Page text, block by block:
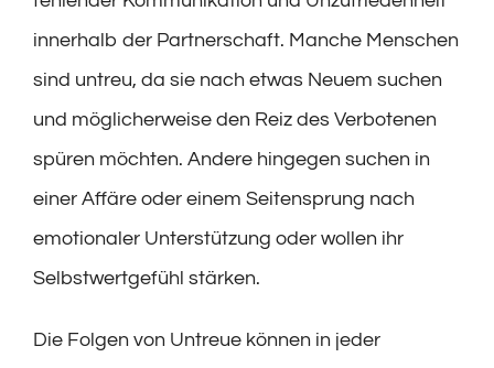
innerhalb der Partnerschaft. Manche Menschen
sind untreu, da sie nach etwas Neuem suchen
und möglicherweise den Reiz des Verbotenen
spüren möchten. Andere hingegen suchen in
einer Affäre oder einem Seitensprung nach
emotionaler Unterstützung oder wollen ihr
Selbstwertgefühl stärken.
Die Folgen von Untreue können in jeder